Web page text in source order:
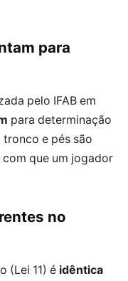
para
pelo IFAB em
para determinação
e pés são
que um jogador
no
(Lei 11) é idêntica